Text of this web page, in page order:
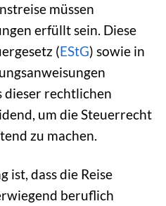
müssen
erfüllt sein. Diese
(EStG) sowie in
dieser rechtlichen
um die Steuerrecht
zu machen.
ist, dass die Reise
beruflich